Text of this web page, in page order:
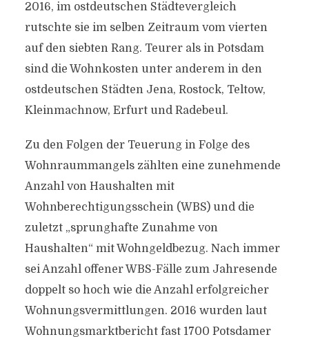
2016, im ostdeutschen Städtevergleich
rutschte sie im selben Zeitraum vom vierten
auf den siebten Rang. Teurer als in Potsdam
sind die Wohnkosten unter anderem in den
ostdeutschen Städten Jena, Rostock, Teltow,
Kleinmachnow, Erfurt und Radebeul.
Zu den Folgen der Teuerung in Folge des
Wohnraummangels zählten eine zunehmende
Anzahl von Haushalten mit
Wohnberechtigungsschein (WBS) und die
zuletzt „sprunghafte Zunahme von
Haushalten“ mit Wohngeldbezug. Nach immer
sei Anzahl offener WBS-Fälle zum Jahresende
doppelt so hoch wie die Anzahl erfolgreicher
Wohnungsvermittlungen. 2016 wurden laut
Wohnungsmarktbericht fast 1700 Potsdamer